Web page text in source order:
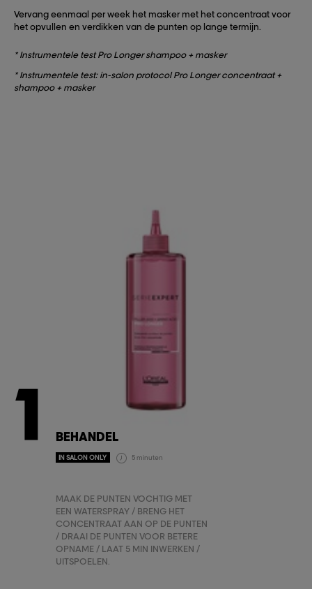
Vervang eenmaal per week het masker met het concentraat voor
het opvullen en verdikken van de punten op lange termijn.
* Instrumentele test Pro Longer shampoo + masker
* Instrumentele test: in-salon protocol Pro Longer concentraat +
shampoo + masker
1 BEHANDEL
IN SALON ONLY 5 minuten
MAAK DE PUNTEN VOCHTIG MET
EEN WATERSPRAY / BRENG HET
CONCENTRAAT AAN OP DE PUNTEN
/ DRAAI DE PUNTEN VOOR BETERE
OPNAME / LAAT 5 MIN INWERKEN /
UITSPOELEN.